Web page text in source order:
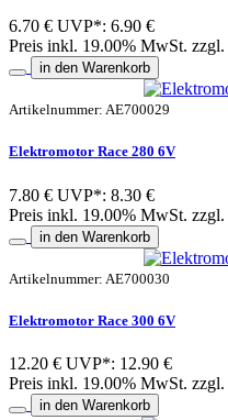
6.70 € UVP*: 6.90 €
Preis inkl. 19.00% MwSt. zzgl.
in den Warenkorb
Artikelnummer: AE700029
Elektromotor Race 280 6V
7.80 € UVP*: 8.30 €
Preis inkl. 19.00% MwSt. zzgl.
in den Warenkorb
Artikelnummer: AE700030
Elektromotor Race 300 6V
12.20 € UVP*: 12.90 €
Preis inkl. 19.00% MwSt. zzgl.
in den Warenkorb